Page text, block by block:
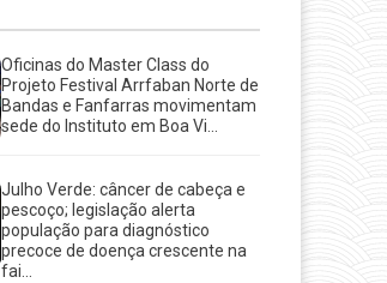
Oficinas do Master Class do
Projeto Festival Arrfaban Norte de
Bandas e Fanfarras movimentam
sede do Instituto em Boa Vi...
Julho Verde: câncer de cabeça e
pescoço; legislação alerta
população para diagnóstico
precoce de doença crescente na
fai...